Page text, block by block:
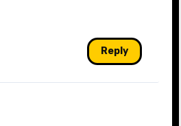
Reply